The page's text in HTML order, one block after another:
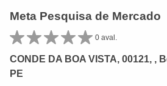
Meta Pesquisa de Mercado
0 aval.
CONDE DA BOA VISTA, 00121, ,
PE